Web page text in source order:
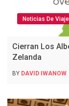
Noticias De
Cierran Los
Zelanda
BY DAVID IWANOW